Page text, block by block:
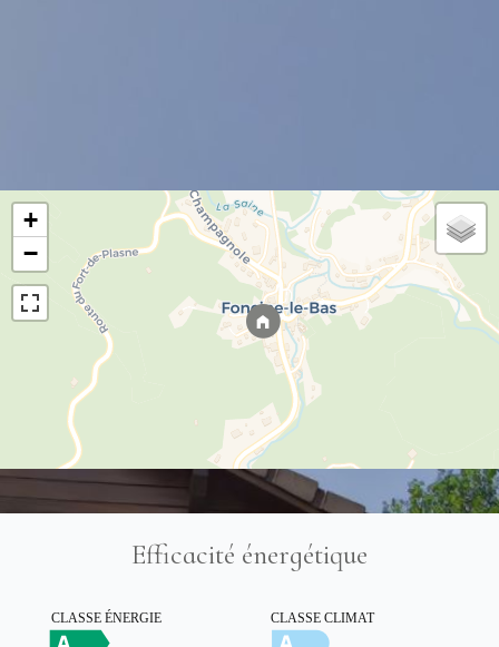
+
−
Efficacité énergétique